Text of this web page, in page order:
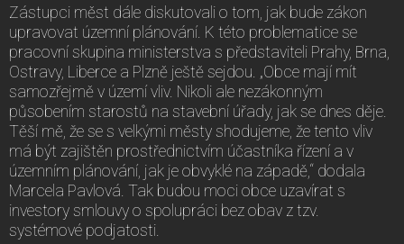
Zástupci měst dále diskutovali o tom, jak bude zákon
upravovat územní plánování. K této problematice se
pracovní skupina ministerstva s představiteli Prahy, Brna,
Ostravy, Liberce a Plzně ještě sejdou. „Obce mají mít
samozřejmě v území vliv. Nikoli ale nezákonným
působením starostů na stavební úřady, jak se dnes děje.
Těší mě, že se s velkými městy shodujeme, že tento vliv
má být zajištěn prostřednictvím účastníka řízení a v
územním plánování, jak je obvyklé na západě,“ dodala
Marcela Pavlová. Tak budou moci obce uzavírat s
investory smlouvy o spolupráci bez obav z tzv.
systémové podjatosti.